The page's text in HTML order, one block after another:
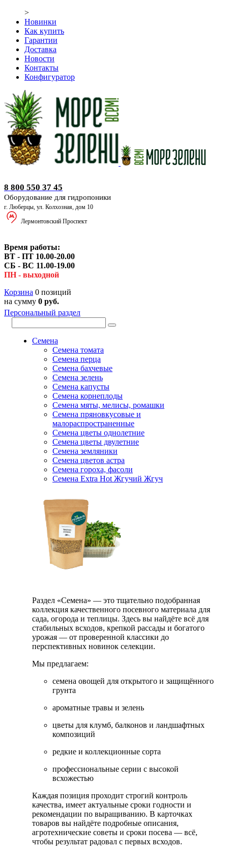
>
Новинки
Как купить
Гарантии
Доставка
Новости
Контакты
Конфигуратор
8 800 550 37 45
Оборудование для гидропоники
г. Люберцы, ул. Колхозная, дом 10
Лермонтовский Проспект
Время работы:
ВТ - ПТ 10.00-20.00
СБ - ВС 11.00-19.00
ПН - выходной
Корзина 0 позиций
на сумму 0 руб.
Персональный раздел
Семена
Семена томата
Семена перца
Семена бахчевые
Семена зелень
Семена капусты
Семена корнеплоды
Семена мяты, мелисы, ромашки
Семена пряновкусовые и
малораспространенные
Семена цветы однолетние
Семена цветы двулетние
Семена земляники
Семена цветов астра
Семена гороха, фасоли
Семена Extra Hot Жгучий Жгуч
Раздел «Семена» — это тщательно подобранная
коллекция качественного посевного материала для
сада, огорода и теплицы. Здесь вы найдёте всё для
стабильных всходов, крепкой рассады и богатого
урожая — от проверенной классики до
перспективных новинок селекции.
Мы предлагаем:
семена овощей для открытого и защищённого
грунта
ароматные травы и зелень
цветы для клумб, балконов и ландшафтных
композиций
редкие и коллекционные сорта
профессиональные серии с высокой
всхожестью
Каждая позиция проходит строгий контроль
качества, имеет актуальные сроки годности и
рекомендации по выращиванию. В карточках
товаров вы найдёте подробные описания,
агротехнические советы и сроки посева — всё,
чтобы результат радовал с первых всходов.